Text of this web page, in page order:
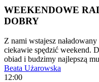
WEEKENDOWE
DOBRY
Z nami wstajesz
ciekawie spędzić weekend.
obiad i budzimy najlepszą
Beata Użarowska
12:00